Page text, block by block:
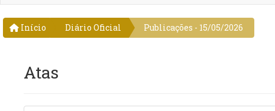
Início Diário Oficial Publicações - 15/05/2026
Atas